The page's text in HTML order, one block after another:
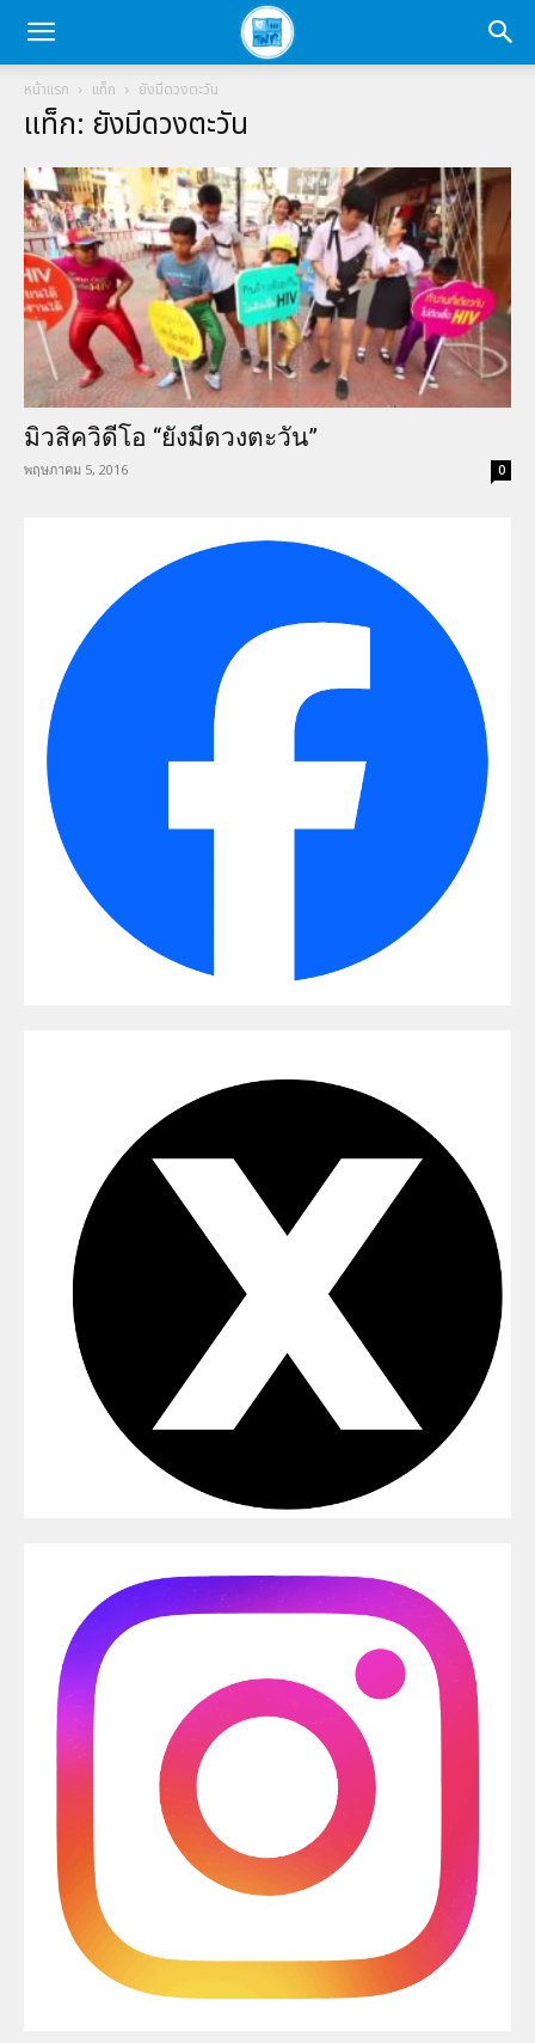
หน้าแรก แท็ก ยังมีดวงตะวัน
แท็ก: ยังมีดวงตะวัน
มิวสิควิดีโอ “ยังมีดวงตะวัน”
พฤษภาคม 5, 2016 0